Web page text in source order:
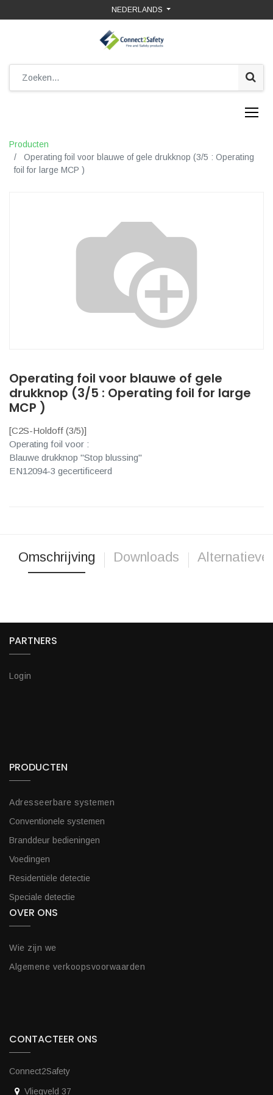
NEDERLANDS
Producten
Operating foil voor blauwe of gele drukknop (3/5 : Operating
foil for large MCP )
Operating foil voor blauwe of gele
drukknop (3/5 : Operating foil for large
MCP )
[C2S-Holdoff (3/5)]
Operating foil voor :
Blauwe drukknop "Stop blussing"
EN12094-3 gecertificeerd
Omschrijving Downloads Alternatieve
PARTNERS
Login
PRODUCTEN
Adresseerbare systemen
Conventionele systemen
Branddeur bedieningen
Voedingen
Residentiële detectie
Speciale detectie
OVER ONS
Wie zijn we
Algemene verkoopsvoorwaarden
CONTACTEER ONS
Connect2Safety
Vliegveld 37